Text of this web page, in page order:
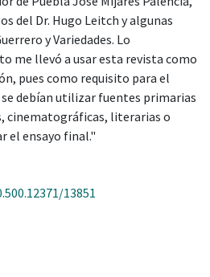
del Dr. Hugo Leitch y algunas
y Variedades. Lo
me llevó a usar esta revista como
pues como requisito para el
debían utilizar fuentes primarias
cinematográficas, literarias o
el ensayo final."
13851